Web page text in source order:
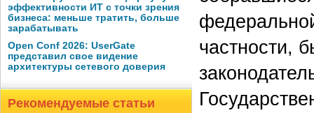
эффективности ИТ с точки зрения
бизнеса: меньше тратить, больше
зарабатывать
Open Conf 2026: UserGate
представил свое видение
архитектуры сетевого доверия
Рекомендуемые статьи
частности,